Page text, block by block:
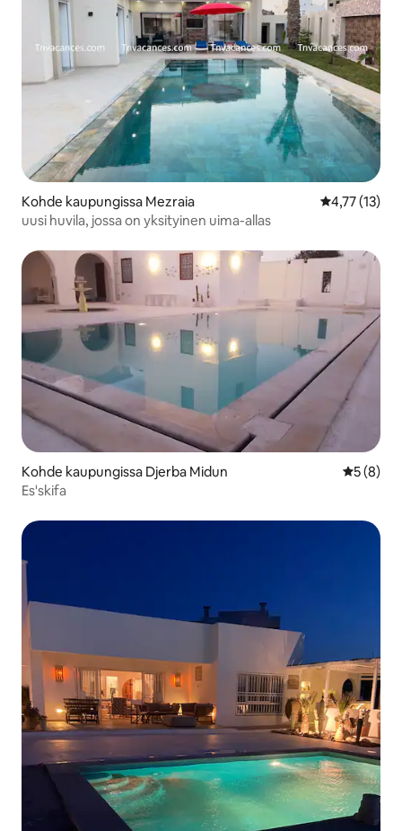
Kohde kaupungissa Mezraia
4,77 (13)
uusi huvila, jossa on yksityinen uima-allas
Kohde kaupungissa Djerba Midun
5 (8)
Es'skifa